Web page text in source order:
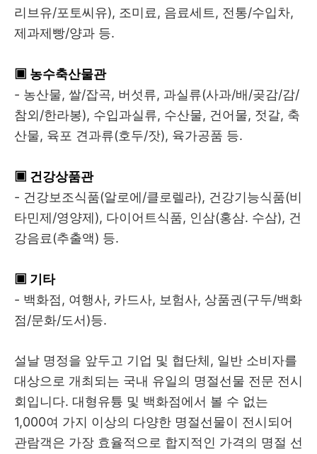
리브유/포토씨유), 조미료, 음료세트, 전통/수입차,
제과제빵/양과 등.
▣ 농수축산물관
- 농산물, 쌀/잡곡, 버섯류, 과실류(사과/배/곶감/감/
참외/한라봉), 수입과실류, 수산물, 건어물, 젓갈, 축
산물, 육포 견과류(호두/잣), 육가공품 등.
▣ 건강상품관
- 건강보조식품(알로에/클로렐라), 건강기능식품(비
타민제/영양제), 다이어트식품, 인삼(홍삼. 수삼), 건
강음료(추출액) 등.
▣ 기타
- 백화점, 여행사, 카드사, 보험사, 상품권(구두/백화
점/문화/도서)등.
설날 명정을 앞두고 기업 및 협단체, 일반 소비자를
대상으로 개최되는 국내 유일의 명절선물 전문 전시
회입니다. 대형유튱 및 백화점에서 볼 수 없는
1,000여 가지 이상의 다양한 명절선물이 전시되어
관람객은 가장 효율적으로 합지적인 가격의 명절 선